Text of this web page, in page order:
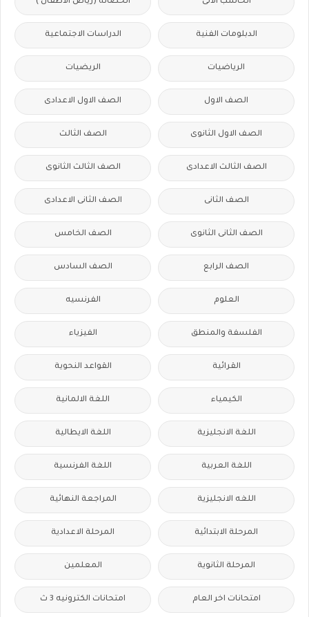
الدبلومات الفنية الدراسات الاجتماعية
الرياضيات الريضيات
الصف الاول الصف الاول الاعدادى
الصف الاول الثانوى الصف الثالث
الصف الثالث الاعدادى الصف الثالث الثانوى
الصف الثانى الصف الثانى الاعدادى
الصف الثانى الثانوى الصف الخامس
الصف الرابع الصف السادس
العلوم الفرنسيه
الفلسفة والمنطق الفيزياء
القرائية القواعد النحوية
الكيمياء اللغة الالمانية
اللغة الانجليزية اللغة الايطالية
اللغة العربية اللغة الفرنسية
اللغه الانجليزية المراجعة النهائية
المرحلة الابتدائية المرحلة الاعدادية
المرحلة الثانوية المعلمين
امتحانات اخر العام امتحانات الكترونيه 3 ث